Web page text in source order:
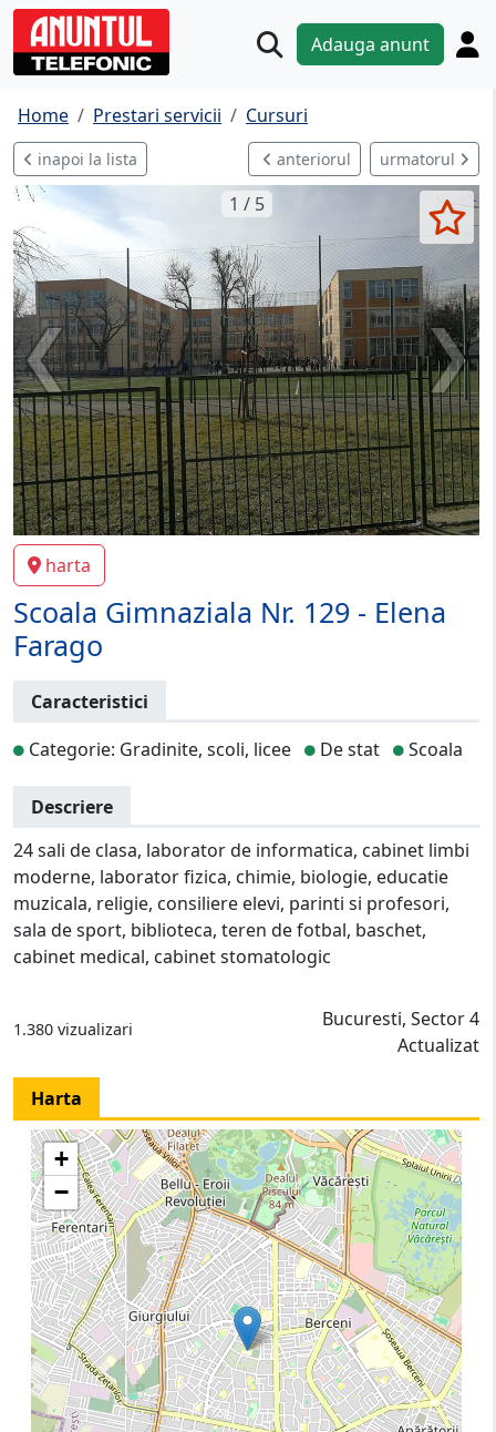
Adauga anunt
Home Prestari servicii Cursuri
inapoi la lista anteriorul urmatorul
1 / 5
harta
Scoala Gimnaziala Nr. 129 - Elena
Farago
Caracteristici
Categorie: Gradinite, scoli, licee
De stat Scoala
Descriere
24 sali de clasa, laborator de informatica, cabinet limbi
moderne, laborator fizica, chimie, biologie, educatie
muzicala, religie, consiliere elevi, parinti si profesori,
sala de sport, biblioteca, teren de fotbal, baschet,
cabinet medical, cabinet stomatologic
1.380 vizualizari
Bucuresti, Sector 4
Actualizat
Harta
+
−